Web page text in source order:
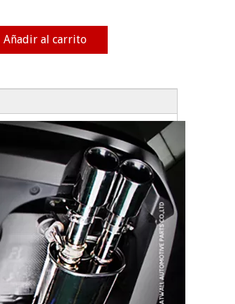
Añadir al carrito